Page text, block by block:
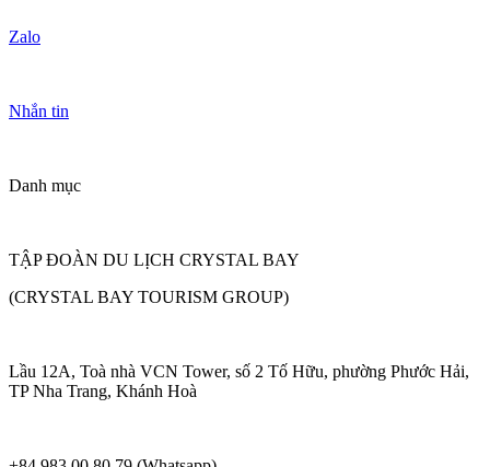
Zalo
Nhắn tin
Danh mục
TẬP ĐOÀN DU LỊCH CRYSTAL BAY
(CRYSTAL BAY TOURISM GROUP)
Lầu 12A, Toà nhà VCN Tower, số 2 Tố Hữu, phường Phước Hải,
TP Nha Trang, Khánh Hoà